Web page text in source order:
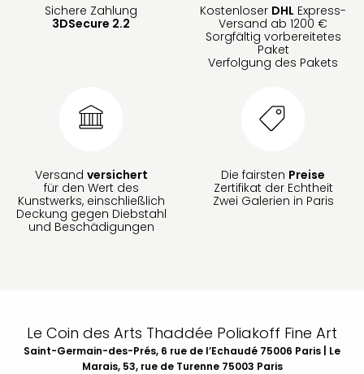
Sichere Zahlung
3DSecure 2.2
Kostenloser DHL Express-
Versand ab 1200 €
Sorgfältig vorbereitetes
Paket
Verfolgung des Pakets
Versand versichert
für den Wert des
Kunstwerks, einschließlich
Deckung gegen Diebstahl
und Beschädigungen
Die fairsten Preise
Zertifikat der Echtheit
Zwei Galerien in Paris
Le Coin des Arts Thaddée Poliakoff Fine Art
Saint-Germain-des-Prés, 6 rue de l’Echaudé 75006 Paris | Le
Marais, 53, rue de Turenne 75003 Paris